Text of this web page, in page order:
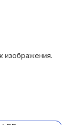
изображения.